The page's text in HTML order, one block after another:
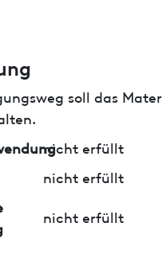
soll das
nicht erfüllt
nicht erfüllt
nicht erfüllt